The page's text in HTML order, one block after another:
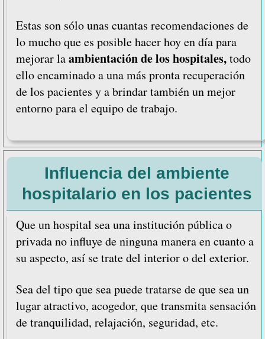
Estas son sólo unas cuantas recomendaciones de
lo mucho que es posible hacer hoy en día para
mejorar laambientación de los hospitales,todo
ello encaminado a una más pronta recuperación
de los pacientes y a brindar también un mejor
entorno para el equipo de trabajo.
Influencia del ambiente
hospitalario en los pacientes
Que un hospital sea una institución pública o
privada no influye de ninguna manera en cuanto a
su aspecto, así se trate del interior o del exterior.
Sea del tipo que sea puede tratarse de que sea un
lugar atractivo, acogedor, que transmita sensación
de tranquilidad, relajación, seguridad, etc.